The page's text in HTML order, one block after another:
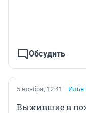
Обсудить
5 ноября, 12:41 Илья
Выжившие в